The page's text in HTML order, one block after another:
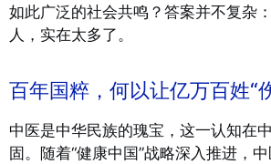
如此广泛的社会共鸣？答案并不复杂
人，实在太多了。
百年国粹，何以让亿万百姓“
中医是中华民族的瑰宝，这一认知在
固。随着“健康中国”战略深入推进，